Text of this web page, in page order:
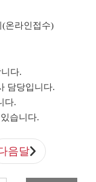
(온라인접수)
다.
담당입니다.
다.
습니다.
음달